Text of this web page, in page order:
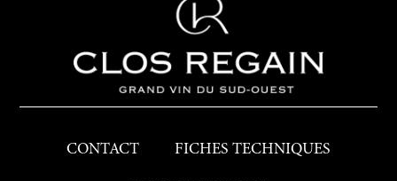
CONTACT FICHES TECHNIQUES